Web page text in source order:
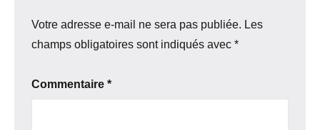
Votre adresse e-mail ne sera pas publiée. Les
champs obligatoires sont indiqués avec *
Commentaire *